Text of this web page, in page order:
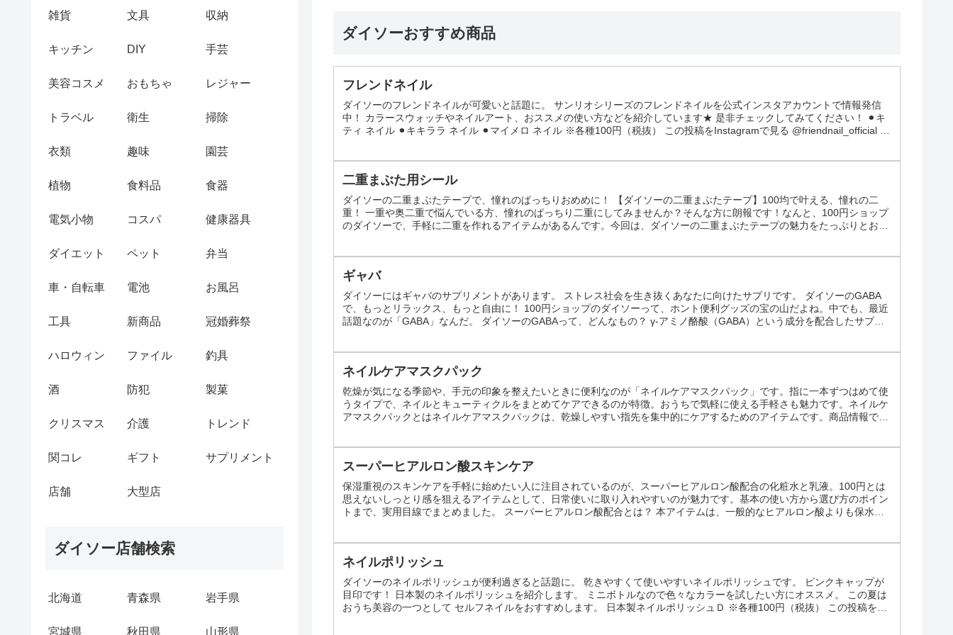
ダイソーおすすめ商品
フレンドネイル
ダイソーのフレンドネイルが可愛いと話題に。 サンリオシリーズのフレンドネイルを公式インスタアカウントで情報発信
中！ カラースウォッチやネイルアート、おススメの使い方などを紹介しています★ 是非チェックしてみてください！ ⚫︎キ
ティ ネイル ⚫︎キキララ ネイル ⚫︎マイメロ ネイル ※各種100円（税抜） この投稿をInstagramで見る @friendnail_official サ
二重まぶた用シール
ダイソーの二重まぶたテープで、憧れのぱっちりおめめに！ 【ダイソーの二重まぶたテープ】100均で叶える、憧れの二
重！ 一重や奥二重で悩んでいる方、憧れのぱっちり二重にしてみませんか？そんな方に朗報です！なんと、100円ショップ
のダイソーで、手軽に二重を作れるアイテムがあるんです。今回は、ダイソーの二重まぶたテープの魅力をたっぷりとお伝
ギャバ
ダイソーにはギャバのサプリメントがあります。 ストレス社会を生き抜くあなたに向けたサプリです。 ダイソーのGABA
で、もっとリラックス、もっと自由に！ 100円ショップのダイソーって、ホント便利グッズの宝の山だよね。中でも、最近
話題なのが「GABA」なんだ。 ダイソーのGABAって、どんなもの？ γ-アミノ酪酸（GABA）という成分を配合したサプリ
ネイルケアマスクパック
乾燥が気になる季節や、手元の印象を整えたいときに便利なのが「ネイルケアマスクパック」です。指に一本ずつはめて使
うタイプで、ネイルとキューティクルをまとめてケアできるのが特徴。おうちで気軽に使える手軽さも魅力です。ネイルケ
アマスクパックとはネイルケアマスクパックは、乾燥しやすい指先を集中的にケアするためのアイテムです。商品情報で
スーパーヒアルロン酸スキンケア
保湿重視のスキンケアを手軽に始めたい人に注目されているのが、スーパーヒアルロン酸配合の化粧水と乳液。100円とは
思えないしっとり感を狙えるアイテムとして、日常使いに取り入れやすいのが魅力です。基本の使い方から選び方のポイン
トまで、実用目線でまとめました。 スーパーヒアルロン酸配合とは？ 本アイテムは、一般的なヒアルロン酸よりも保水性
ネイルポリッシュ
ダイソーのネイルポリッシュが便利過ぎると話題に。 乾きやすくて使いやすいネイルポリッシュです。 ピンクキャップが
目印です！ 日本製のネイルポリッシュを紹介します。 ミニボトルなので色々なカラーを試したい方にオススメ。 この夏は
おうち美容の一つとして セルフネイルをおすすめします。 日本製ネイルポリッシュＤ ※各種100円（税抜） この投稿を
雑貨 文具 収納
キッチン DIY 手芸
美容コスメ おもちゃ レジャー
トラベル 衛生 掃除
衣類 趣味 園芸
植物 食料品 食器
電気小物 コスパ 健康器具
ダイエット ペット 弁当
車・自転車 電池 お風呂
工具 新商品 冠婚葬祭
ハロウィン ファイル 釣具
酒 防犯 製菓
クリスマス 介護 トレンド
関コレ ギフト サプリメント
店舗 大型店
ダイソー店舗検索
北海道 青森県 岩手県
宮城県 秋田県 山形県